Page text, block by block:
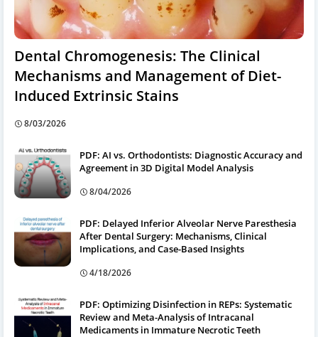
Dental Chromogenesis: The Clinical
Mechanisms and Management of Diet-
Induced Extrinsic Stains
8/03/2026
PDF: AI vs. Orthodontists: Diagnostic Accuracy and
Agreement in 3D Digital Model Analysis
8/04/2026
PDF: Delayed Inferior Alveolar Nerve Paresthesia
After Dental Surgery: Mechanisms, Clinical
Implications, and Case-Based Insights
4/18/2026
PDF: Optimizing Disinfection in REPs: Systematic
Review and Meta-Analysis of Intracanal
Medicaments in Immature Necrotic Teeth